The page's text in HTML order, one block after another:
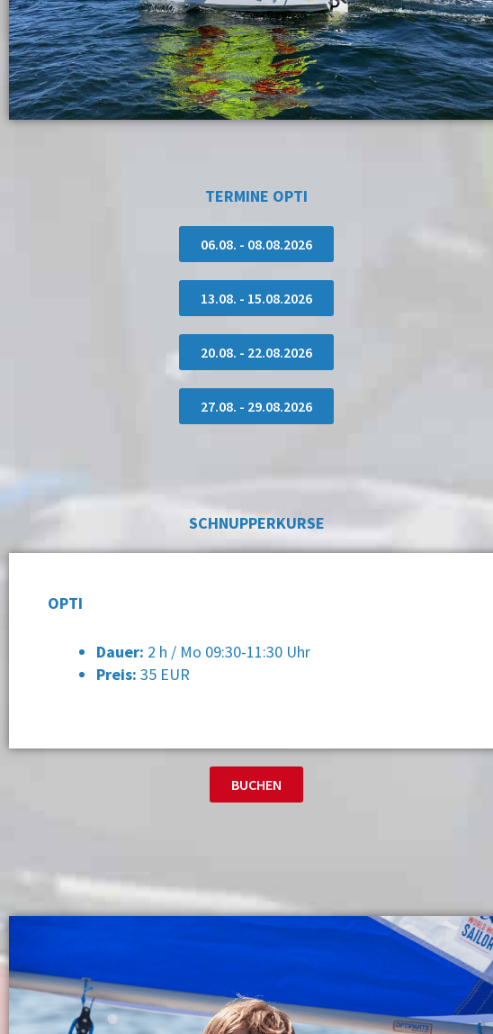
TERMINE OPTI
06.08. - 08.08.2026
13.08. - 15.08.2026
20.08. - 22.08.2026
27.08. - 29.08.2026
SCHNUPPERKURSE
OPTI
Dauer: 2 h / Mo 09:30-11:30 Uhr
Preis: 35 EUR
BUCHEN